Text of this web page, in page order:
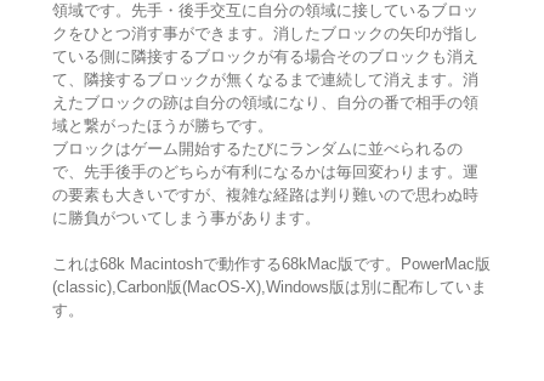
領域です。先手・後手交互に自分の領域に接しているブロッ
クをひとつ消す事ができます。消したブロックの矢印が指し
ている側に隣接するブロックが有る場合そのブロックも消え
て、隣接するブロックが無くなるまで連続して消えます。消
えたブロックの跡は自分の領域になり、自分の番で相手の領
域と繋がったほうが勝ちです。
ブロックはゲーム開始するたびにランダムに並べられるの
で、先手後手のどちらが有利になるかは毎回変わります。運
の要素も大きいですが、複雑な経路は判り難いので思わぬ時
に勝負がついてしまう事があります。
これは68k Macintoshで動作する68kMac版です。PowerMac版
(classic),Carbon版(MacOS-X),Windows版は別に配布していま
す。